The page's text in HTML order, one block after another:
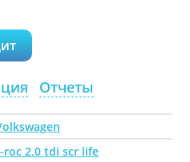
Отчеты
roc 2.0 tdi scr life